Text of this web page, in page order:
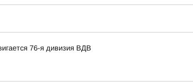
76-я дивизия ВДВ